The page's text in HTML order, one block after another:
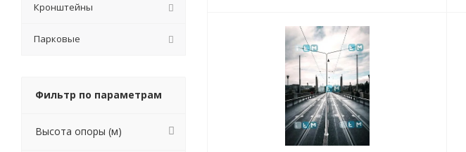
Кронштейны
Парковые
Фильтр по параметрам
Высота опоры (м)